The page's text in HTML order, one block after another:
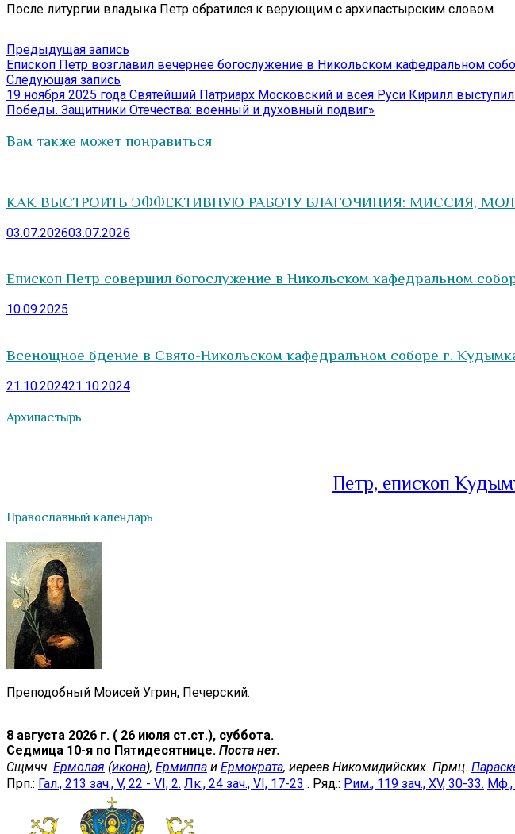
После литургии владыка Петр обратился к верующим с архипастырским словом.
Навигация
по
записям
Предыдущая запись
запись:
Епископ Петр возглавил вечернее богослужение в Никольском кафедральном
Следующая запись
запись:
19 ноября 2025 года Святейший Патриарх Московский и всея Руси Кирилл
Победы. Защитники Отечества: военный и духовный подвиг»
Вам также может понравиться
КАК ВЫСТРОИТЬ ЭФФЕКТИВНУЮ РАБОТУ БЛАГОЧИНИЯ: МИССИЯ,
03.07.202603.07.2026
Епископ Петр совершил богослужение в Никольском кафедральном
10.09.2025
Всенощное бдение в Свято-Никольском кафедральном соборе г.
21.10.202421.10.2024
Архипастырь
Петр, епископ
Православный календарь
Преподобный Моисей Угрин, Печерский.
8 августа 2026 г. ( 26 июля ст.ст.), суббота.
Седмица 10-я по Пятидесятнице. Поста нет.
Сщмчч. Ермолая (икона), Ермиппа и Ермократа, иереев Никомидийских. Прмц.
Прп.: Гал., 213 зач., V, 22 - VI, 2. Лк., 24 зач., VI, 17-23 . Ряд.: Рим., 119 зач., XV, 30-33. Мф.,